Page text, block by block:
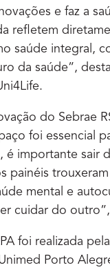
e faz a
refletem
saúde integral,
da saúde”,
do Sebrae
foi essencial
importante sair
painéis
mental e
cuidar do
foi realizada
Porto